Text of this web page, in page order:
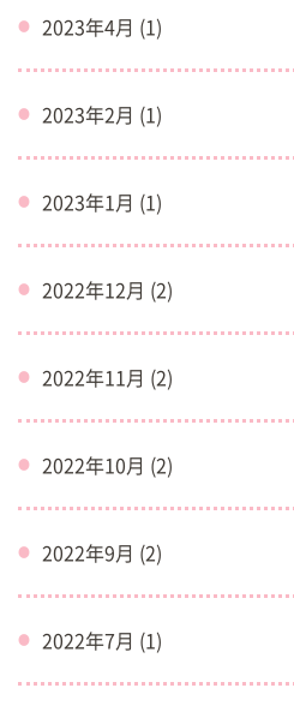
2023年4月 (1)
2023年2月 (1)
2023年1月 (1)
2022年12月 (2)
2022年11月 (2)
2022年10月 (2)
2022年9月 (2)
2022年7月 (1)